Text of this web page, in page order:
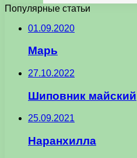
Популярные статьи
01.09.2020
Марь
27.10.2022
Шиповник майский
25.09.2021
Наранхилла